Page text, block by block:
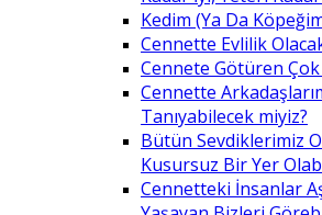
Kedim (Ya Da
Cennette Evlilik
Cennete Götüren Çok
Cennette
Tanıyabilecek miyiz?
Bütün Sevdiklerimiz
Kusursuz Bir Yer
Cennetteki İnsanlar